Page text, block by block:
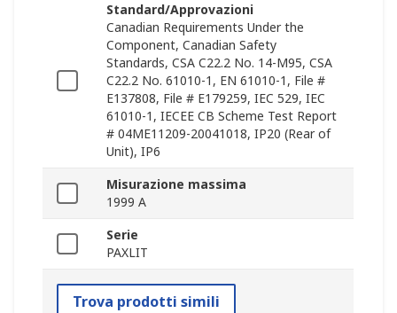
Standard/Approvazioni
Canadian Requirements Under the
Component, Canadian Safety
Standards, CSA C22.2 No. 14-M95, CSA
C22.2 No. 61010-1, EN 61010-1, File #
E137808, File # E179259, IEC 529, IEC
61010-1, IECEE CB Scheme Test Report
# 04ME11209-20041018, IP20 (Rear of
Unit), IP6
Misurazione massima
1999 A
Serie
PAXLIT
Trova prodotti simili